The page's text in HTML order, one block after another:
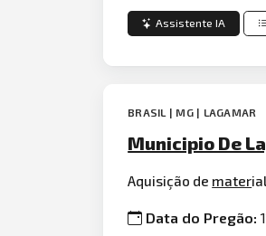
Assistente IA
BRASIL | MG | LAGAMAR
Municipio De
Aquisição de mater
Data do Pregão: